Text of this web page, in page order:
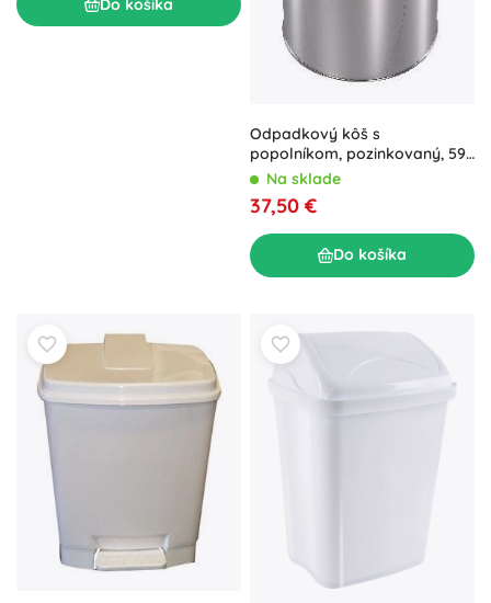
Do košíka
Odpadkový kôš s
popolníkom, pozinkovaný, 59
× 24 cm
Na sklade
37,50 €
Do košíka